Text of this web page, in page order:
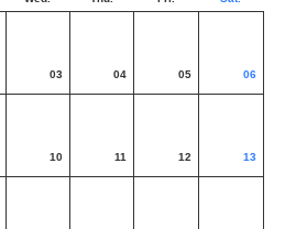
03 04 05 06
10 11 12 13